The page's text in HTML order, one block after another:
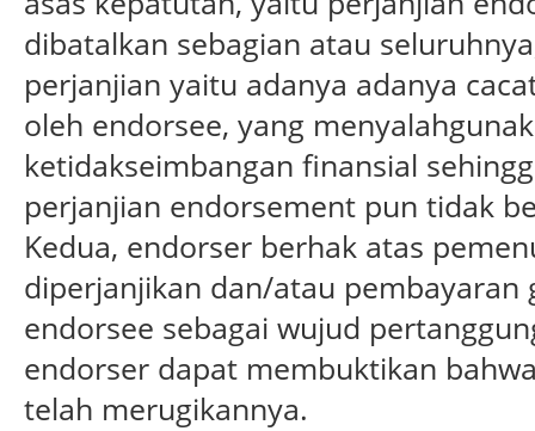
dibatalkan sebagian atau
perjanjian yaitu adanya adanya
oleh endorsee, yang
ketidakseimbangan finansial
perjanjian endorsement pun tidak
Kedua, endorser berhak atas
diperjanjikan dan/atau pembayaran
endorsee sebagai wujud
endorser dapat membuktikan
telah merugikannya.